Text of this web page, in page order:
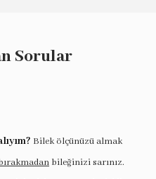
Sorular
Bilek ölçünüzü almak
bileğinizi sarınız.